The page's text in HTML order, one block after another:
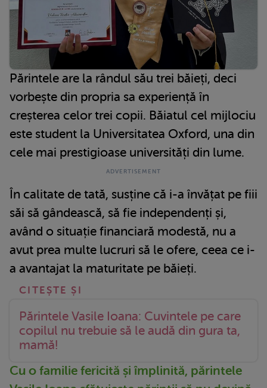
Părintele are la rândul său trei băieți, deci
vorbește din propria sa experiență în
creșterea celor trei copii. Băiatul cel mijlociu
este student la Universitatea Oxford, una din
cele mai prestigioase universități din lume.
În calitate de tată, susține că i-a învățat pe fiii
săi să gândească, să fie independenți și,
având o situație financiară modestă, nu a
avut prea multe lucruri să le ofere, ceea ce i-
a avantajat la maturitate pe băieți.
Părintele Vasile Ioana: Cuvintele pe care
copilul nu trebuie să le audă din gura ta,
mamă!
Cu o familie fericită și împlinită, părintele